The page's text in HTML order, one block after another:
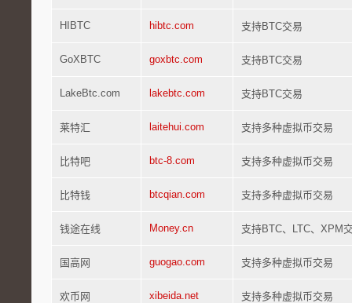
HIBTC hibtc.com 支持BTC交易
GoXBTC goxbtc.com 支持BTC交易
LakeBtc.com lakebtc.com 支持BTC交易
莱特汇 laitehui.com 支持多种虚拟币交易
比特吧 btc-8.com 支持多种虚拟币交易
比特钱 btcqian.com 支持多种虚拟币交易
钱途在线 Money.cn 支持BTC、LTC、XPM
国高网 guogao.com 支持多种虚拟币交易
欢币网 xibeida.net 支持多种虚拟币交易